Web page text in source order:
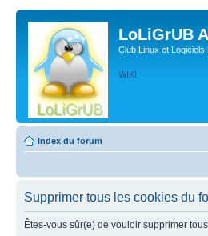
LoLiGrUB
Club Linux et
WIKI
Index du forum
Supprimer tous les cookies du
Êtes-vous sûr(e) de vouloir supprimer